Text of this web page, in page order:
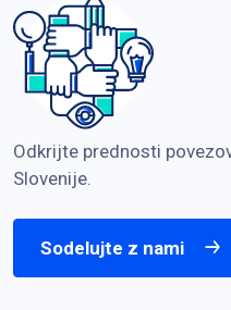
Odkrijte prednosti
Slovenije.
Sodelujte z nami